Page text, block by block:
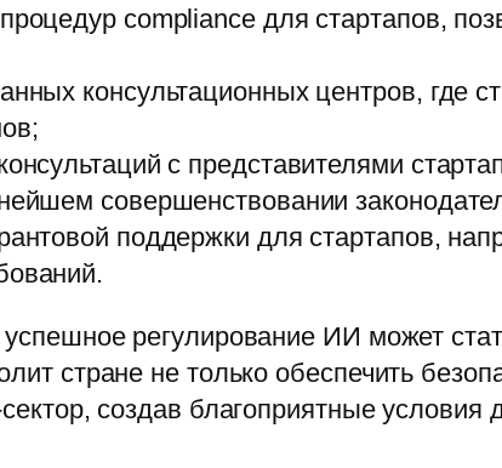
compliance для стартапов,
консультационных центров, где
с представителями
совершенствовании
поддержки для стартапов,
успешное регулирование ИИ может
стране не только обеспечить
создав благоприятные